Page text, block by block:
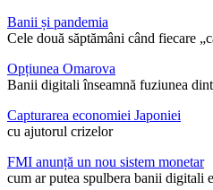
Banii și pandemia
Cele două săptămâni când fiecare
Opțiunea Omarova
Banii digitali înseamnă fuziunea
Capturarea economiei Japoniei
cu ajutorul crizelor
FMI anunță un nou sistem monetar
cum ar putea spulbera banii digitali